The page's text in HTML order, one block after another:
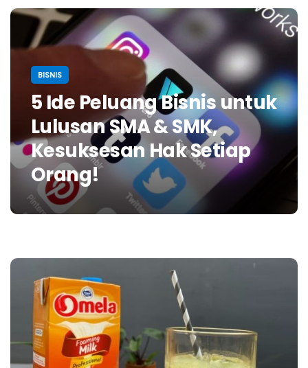
BISNIS
5 Ide Peluang Bisnis untuk
Lulusan SMA & SMK,
Kesuksesan Hak Setiap
Orang!